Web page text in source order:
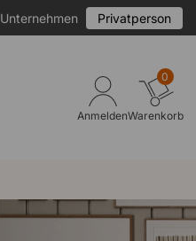
Unternehmen Privatperson
Anmelden
0
Warenkorb